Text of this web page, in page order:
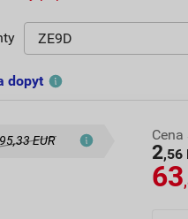
dopyt
95,33 EUR Cena
2,56
63